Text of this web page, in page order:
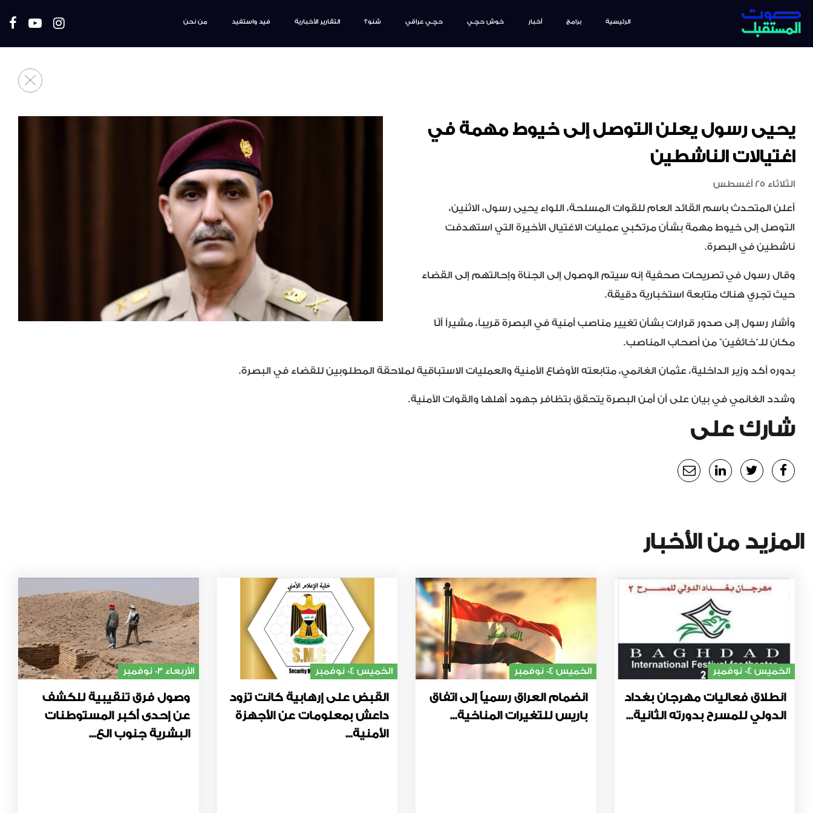
الرئيسية برامج أخبار خوش حچـي حچـي عراقي شنو؟ التقارير الأخبارية فيد واستفيد من نحن
يحيى رسول يعلن التوصل إلى خيوط مهمة في
اغتيالات الناشطين
الثلاثاء 25 أغسطس
أعلن المتحدث باسم القائد العام للقوات المسلحة، اللواء يحيى رسول، الاثنين،
التوصل إلى خيوط مهمة بشأن مرتكبي عمليات الاغتيال الأخيرة التي استهدفت
ناشطين في البصرة.
وقال رسول في تصريحات صحفية إنه سيتم الوصول إلى الجناة وإحالتهم إلى القضاء
حيث تجري هناك متابعة استخبارية دقيقة.
وأشار رسول إلى صدور قرارات بشأن تغيير مناصب أمنية في البصرة قريباً، مشيراً ألّا
مكان للـ”خائفين” من أصحاب المناصب.
بدوره أكد وزير الداخلية، عثمان الغانمي، متابعته الأوضاع الأمنية والعمليات الاستباقية لملاحقة المطلوبين للقضاء في البصرة.
وشدد الغانمي في بيان على أن أمن البصرة يتحقق بتظافر جهود أهلها والقوات الأمنية.
شارك على
المزيد من الأخبار
الخميس 04 نوفمبر
انطلاق فعاليات مهرجان بغداد
الدولي للمسرح بدورته الثانية...
الخميس 04 نوفمبر
انضمام العراق رسمياً إلى اتفاق
باريس للتغيرات المناخية...
الخميس 04 نوفمبر
القبض على إرهابية كانت تزود
داعش بمعلومات عن الأجهزة
الأمنية...
الأربعاء 03 نوفمبر
وصول فرق تنقيبية للكشف
عن إحدى أكبر المستوطنات
البشرية جنوب الع...